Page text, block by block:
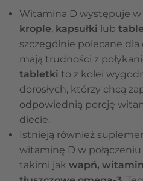
Witamina D występuje
krople, kapsułki lub
szczególnie polecane dla
mają trudności z
tabletki to z kolei
dorosłych, którzy chcą
odpowiednią porcję
diecie.
Istnieją również
witaminę D w
takimi jak wapń,